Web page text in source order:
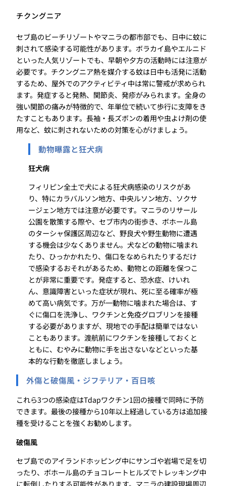
チクングニア
セブ島のビーチリゾートやマニラの都市部でも、日中に蚊に
刺されて感染する可能性があります。ボラカイ島やエルニド
といった人気リゾートでも、早朝や夕方の活動時には注意が
必要です。チクングニア熱を媒介する蚊は日中も活発に活動
するため、屋外でのアクティビティ中は常に警戒が求められ
ます。発症すると発熱、関節炎、発疹がみられます。全身の
強い関節の痛みが特徴的で、年単位で続いて歩行に支障をき
たすこともあります。長袖・長ズボンの着用や虫よけ剤の使
用など、蚊に刺されないための対策を心がけましょう。
動物曝露と狂犬病
狂犬病
フィリピン全土で犬による狂犬病感染のリスクがあ
り、特にカラバルソン地方、中央ルソン地方、ソクサ
ージェン地方では注意が必要です。マニラのリサール
公園を散策する際や、セブ市内の街歩き、ボホール島
のターシャ保護区周辺など、野良犬や野生動物に遭遇
する機会は少なくありません。犬などの動物に噛まれ
たり、ひっかかれたり、傷口をなめられたりするだけ
で感染するおそれがあるため、動物との距離を保つこ
とが非常に重要です。発症すると、恐水症、けいれ
ん、意識障害といった症状が現れ、死に至る確率が極
めて高い病気です。万が一動物に噛まれた場合は、す
ぐに傷口を洗浄し、ワクチンと免疫グロブリンを接種
する必要がありますが、現地での手配は簡単ではない
こともあります。渡航前にワクチンを接種しておくと
ともに、むやみに動物に手を出さないなどといった基
本的な行動を徹底しましょう。
外傷と破傷風・ジフテリア・百日咳
これら3つの感染症はTdapワクチン1回の接種で同時に予防
できます。最後の接種から10年以上経過している方は追加接
種を受けることを強くお勧めします。
破傷風
セブ島でのアイランドホッピング中にサンゴや岩場で足を切
ったり、ボホール島のチョコレートヒルズでトレッキング中
に転倒したりする可能性があります。マニラの建設現場周辺